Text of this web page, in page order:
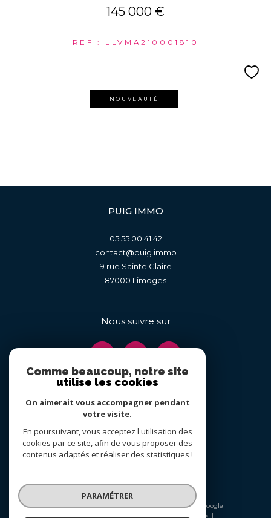
145 000 €
REF : LLVMA210001810
NOUVEAUTÉ
PUIG IMMO
05 55 00 41 42
contact@puig.immo
9 rue Sainte Claire
87000
limoges
Nous suivre sur
Adhérents
© 2026 | Tous droits réservés | Traduction powered by Google |
Mentions légales
Comme beaucoup, notre site
utilise les cookies
On aimerait vous accompagner pendant
votre visite.
En poursuivant, vous acceptez l'utilisation des
cookies par ce site, afin de vous proposer des
contenus adaptés et réaliser des statistiques !
PARAMÉTRER